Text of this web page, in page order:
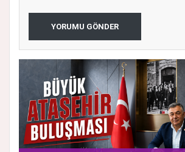
YORUMU GÖNDER